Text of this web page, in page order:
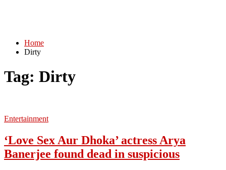
Home
Dirty
Tag: Dirty
Entertainment
‘Love Sex Aur Dhoka’ actress Arya
Banerjee found dead in suspicious